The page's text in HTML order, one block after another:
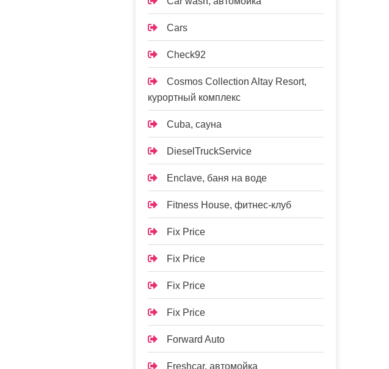
Cars
Check92
Cosmos Collection Altay Resort,
курортный комплекс
Cuba, сауна
DieselTruckService
Enclave, баня на воде
Fitness House, фитнес-клуб
Fix Price
Fix Price
Fix Price
Fix Price
Forward Auto
Freshcar, автомойка